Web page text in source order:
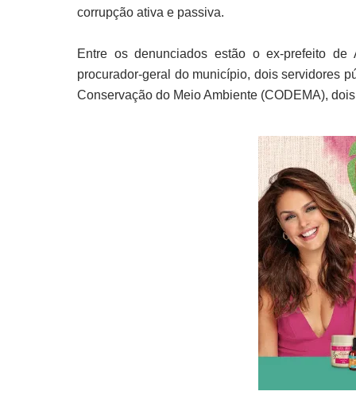
corrupção ativa e passiva.
Entre os denunciados estão o ex-prefeito de
procurador-geral do município, dois servidores
Conservação do Meio Ambiente (CODEMA),